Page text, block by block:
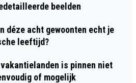
beelden
déze acht gewoonten echt je
leeftijd?
is pinnen niet
of mogelijk